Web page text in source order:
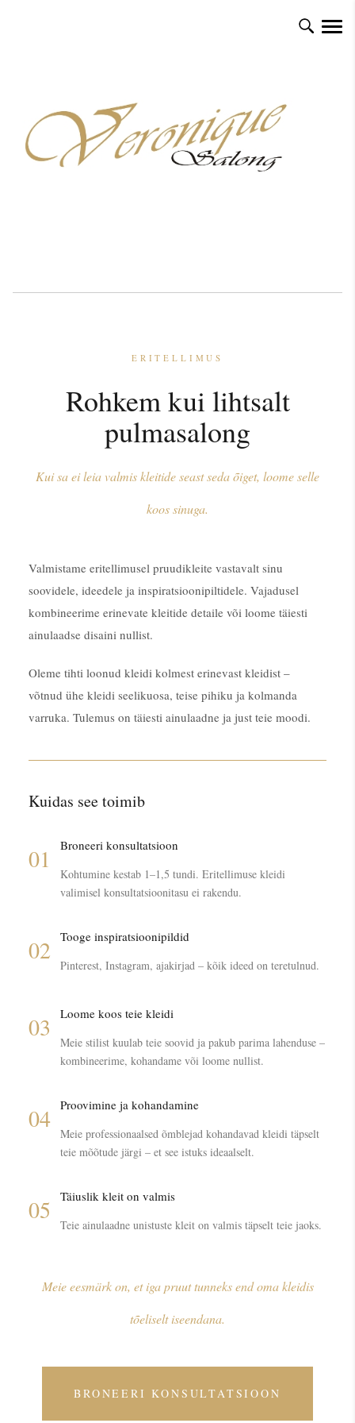
ERITELLIMUS
Rohkem kui lihtsalt
pulmasalong
Kui sa ei leia valmis kleitide seast seda õiget, loome selle
koos sinuga.
Valmistame eritellimusel pruudikleite vastavalt sinu
soovidele, ideedele ja inspiratsioonipiltidele. Vajadusel
kombineerime erinevate kleitide detaile või loome täiesti
ainulaadse disaini nullist.
Oleme tihti loonud kleidi kolmest erinevast kleidist –
võtnud ühe kleidi seelikuosa, teise pihiku ja kolmanda
varruka. Tulemus on täiesti ainulaadne ja just teie moodi.
Kuidas see toimib
01 Broneeri konsultatsioon
Kohtumine kestab 1–1,5 tundi. Eritellimuse kleidi
valimisel konsultatsioonitasu ei rakendu.
02 Tooge inspiratsioonipildid
Pinterest, Instagram, ajakirjad – kõik ideed on teretulnud.
03 Loome koos teie kleidi
Meie stilist kuulab teie soovid ja pakub parima lahenduse –
kombineerime, kohandame või loome nullist.
04 Proovimine ja kohandamine
Meie professionaalsed õmblejad kohandavad kleidi täpselt
teie mõõtude järgi – et see istuks ideaalselt.
05 Täiuslik kleit on valmis
Teie ainulaadne unistuste kleit on valmis täpselt teie jaoks.
Meie eesmärk on, et iga pruut tunneks end oma kleidis
tõeliselt iseendana.
BRONEERI KONSULTATSIOON